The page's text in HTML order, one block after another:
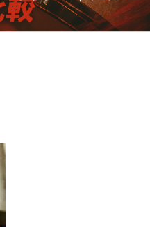
れろ！スナッピーの選び方
ック・メタル編〜